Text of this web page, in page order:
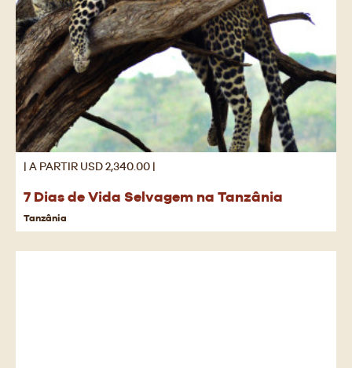
| A PARTIR USD 2,340.00 |
7 Dias de Vida Selvagem na Tanzânia
Tanzânia